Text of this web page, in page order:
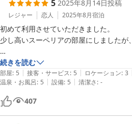
全体
スタッフの方がとても親切で、気持ちよ
ございました。
5 2025年8月14日投稿
レジャー 恋人 2025年8月宿泊
初めて利用させていただきました。
少し高いスーペリアの部屋にしましたが
部屋がとても綺麗なのと、何よりお風呂
た。
BBQの食事も朝ごはんも食べきれないく
し、花火もできて最高！
続きを読む
部屋: 5 | 接客・サービス: 5 | ロケーション: 3
温泉・お風呂: 5 | 設備: 5 | 清潔さ: -
407